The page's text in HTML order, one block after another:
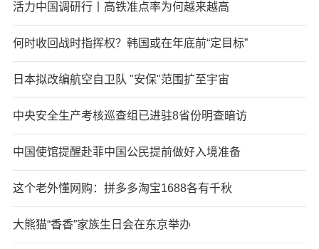
活力中国调研行丨高铁准点率为何越来越高
何时收回战时指挥权？韩国或在年底前“定目标”
日本拟改编航空自卫队 "安保"范围扩至宇宙
中央安全生产考核巡查组已进驻8省份明查暗访
中国使馆提醒赴菲中国公民提前做好入境准备
这个老外懂网购：拼多多淘宝1688各有千秋
大熊猫“香香”家族生日会在东京举办